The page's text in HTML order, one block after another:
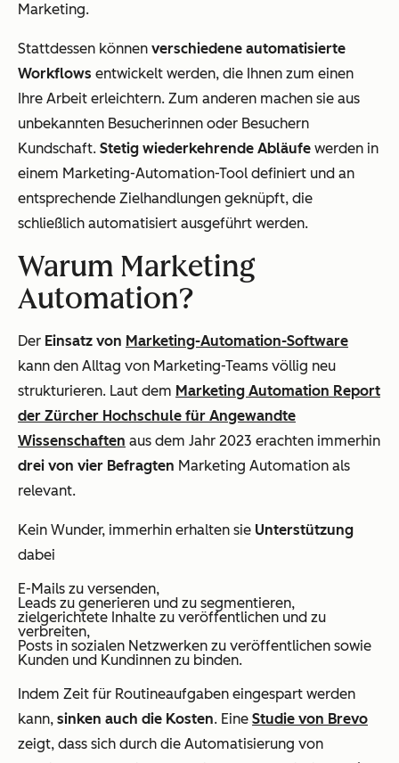
Marketing.
Stattdessen können verschiedene automatisierte
Workflows entwickelt werden, die Ihnen zum einen
Ihre Arbeit erleichtern. Zum anderen machen sie aus
unbekannten Besucherinnen oder Besuchern
Kundschaft. Stetig wiederkehrende Abläufe werden in
einem Marketing-Automation-Tool definiert und an
entsprechende Zielhandlungen geknüpft, die
schließlich automatisiert ausgeführt werden.
Warum Marketing
Automation?
Der Einsatz von Marketing-Automation-Software
kann den Alltag von Marketing-Teams völlig neu
strukturieren. Laut dem Marketing Automation Report
der Zürcher Hochschule für Angewandte
Wissenschaften aus dem Jahr 2023 erachten immerhin
drei von vier Befragten Marketing Automation als
relevant.
Kein Wunder, immerhin erhalten sie Unterstützung
dabei
E-Mails zu versenden,
Leads zu generieren und zu segmentieren,
zielgerichtete Inhalte zu veröffentlichen und zu
verbreiten,
Posts in sozialen Netzwerken zu veröffentlichen sowie
Kunden und Kundinnen zu binden.
Indem Zeit für Routineaufgaben eingespart werden
kann, sinken auch die Kosten. Eine Studie von Brevo
zeigt, dass sich durch die Automatisierung von